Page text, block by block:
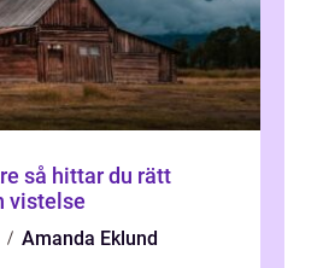
vistelse
Amanda Eklund